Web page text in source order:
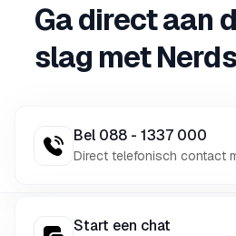
Ga direct aan
slag met
Bel 088 - 1337 000
Direct telefonisch contact
Start een chat